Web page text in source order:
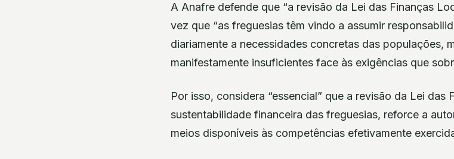
A Anafre defende que “a revisão da Lei das Finanças
vez que “as freguesias têm vindo a assumir
diariamente a necessidades concretas das populações,
manifestamente insuficientes face às exigências que
Por isso, considera “essencial” que a revisão da Lei das
sustentabilidade financeira das freguesias, reforce a
meios disponíveis às competências efetivamente